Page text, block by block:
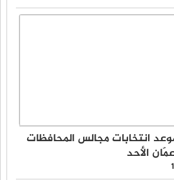
انتخابات مجالس المحافظات
الأحد